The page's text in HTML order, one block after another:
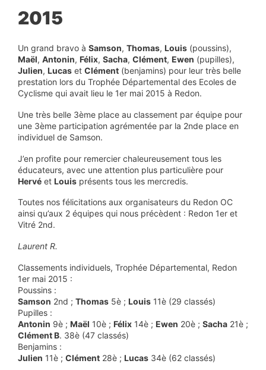
2015
Un grand bravo à Samson, Thomas, Louis (poussins),
Maël, Antonin, Félix, Sacha, Clément, Ewen (pupilles),
Julien, Lucas et Clément (benjamins) pour leur très belle
prestation lors du Trophée Départemental des Ecoles de
Cyclisme qui avait lieu le 1er mai 2015 à Redon.
Une très belle 3ème place au classement par équipe pour
une 3ème participation agrémentée par la 2nde place en
individuel de Samson.
J’en profite pour remercier chaleureusement tous les
éducateurs, avec une attention plus particulière pour
Hervé et Louis présents tous les mercredis.
Toutes nos félicitations aux organisateurs du Redon OC
ainsi qu’aux 2 équipes qui nous précèdent : Redon 1er et
Vitré 2nd.
Laurent R.
Classements individuels, Trophée Départemental, Redon
1er mai 2015 :
Poussins :
Samson 2nd ; Thomas 5è ; Louis 11è (29 classés)
Pupilles :
Antonin 9è ; Maël 10è ; Félix 14è ; Ewen 20è ; Sacha 21è ;
Clément B. 38è (47 classés)
Benjamins :
Julien 11è ; Clément 28è ; Lucas 34è (62 classés)